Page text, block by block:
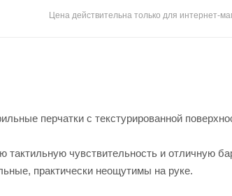
Цена действительна только для интернет-
перчатки с текстурированной
тактильную чувствительность и отличную
практически неощутимы на руке.